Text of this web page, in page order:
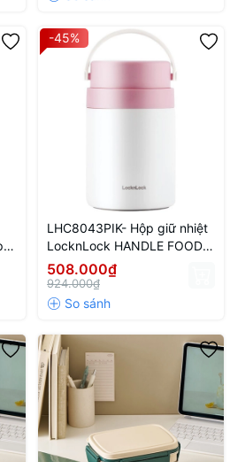
-45%
LHC8043PIK- Hộp giữ nhiệt
LocknLock HANDLE FOOD
JAR-1L- Màu hồng
508.000₫
924.000₫